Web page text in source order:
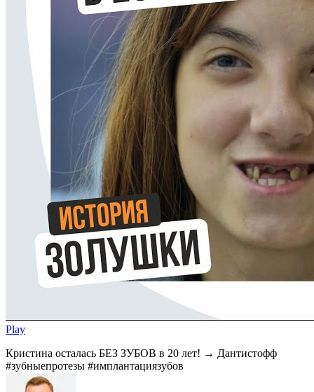
Play
Кристина осталась БЕЗ ЗУБОВ в 20 лет! → Дантистофф
#зубныепротезы #имплантациязубов